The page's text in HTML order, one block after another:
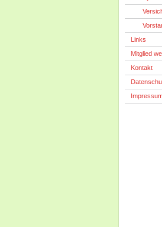
Links
Mitglied
Kontakt